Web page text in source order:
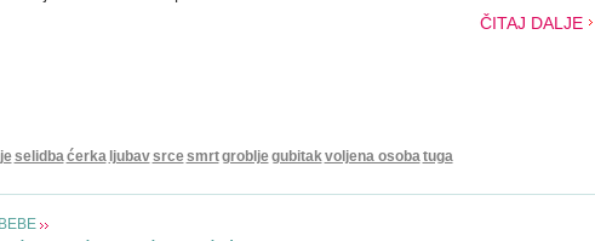
ČITAJ DALJE
selidbaćerka ljubavsrcesmrtgrobljegubitakvoljena osobatuga